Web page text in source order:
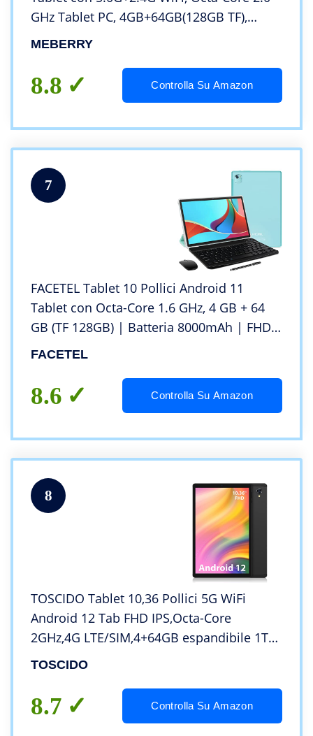
GHz Tablet PC, 4GB+64GB(128GB TF),
8000mAh| Certificazione Google| 5+8MP|
Mouse-Nero
MEBERRY
8.8 Controlla Su Amazon
7
FACETEL Tablet 10 Pollici Android 11
Tablet con Octa-Core 1.6 GHz, 4 GB + 64
GB (TF 128GB) | Batteria 8000mAh | FHD |
5 MP + 8 MP | Bluetooth | Tablet con
FACETEL
8.6 Controlla Su Amazon
8
TOSCIDO Tablet 10,36 Pollici 5G WiFi
Android 12 Tab FHD IPS,Octa-Core
2GHz,4G LTE/SIM,4+64GB espandibile 1TB
SD,8000mAh,con custodia,Nero
TOSCIDO
8.7 Controlla Su Amazon